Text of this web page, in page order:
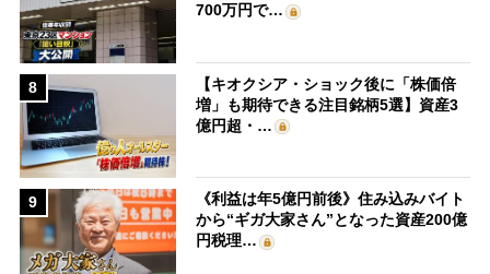
700万円で…
8
【キオクシア・ショック後に「株価倍
増」も期待できる注目銘柄5選】資産3
億円超・…
9
《利益は年5億円前後》住み込みバイト
から“ギガ大家さん”となった資産200億
円税理…